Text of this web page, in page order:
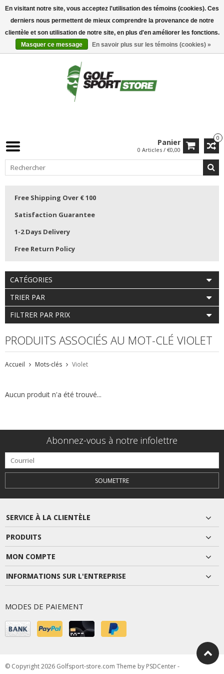
0
Panier
0 Articles / €0,00
Free Shipping Over € 100
Satisfaction Guarantee
1-2 Days Delivery
Free Return Policy
CATÉGORIES
TRIER PAR
FILTRER PAR PRIX
PRODUITS ASSOCIÉS AU MOT-CLÉ VIOLET
Accueil Mots-clés Violet
Aucun produit n'a été trouvé...
Abonnez-vous à notre infolettre
SOUMETTRE
SERVICE À LA CLIENTÈLE
PRODUITS
MON COMPTE
INFORMATIONS SUR L'ENTREPRISE
MODES DE PAIEMENT
© Copyright 2026 Golfsport-store.com Theme by PSDCenter-
En visitant notre site, vous acceptez l'utilisation des témoins (cookies). Ces
derniers nous permettent de mieux comprendre la provenance de notre
clientèle et son utilisation de notre site, en plus d'en améliorer les fonctions.
Masquer ce message
En savoir plus sur les témoins (cookies) »